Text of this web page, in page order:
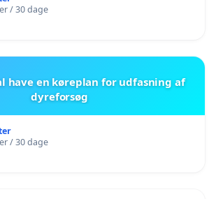
/ 30 dage
have en køreplan for udfasning af
dyreforsøg
/ 30 dage